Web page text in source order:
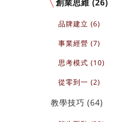
創業思維 (26)
品牌建立 (6)
事業經營 (7)
思考模式 (10)
從零到一 (2)
教學技巧 (64)